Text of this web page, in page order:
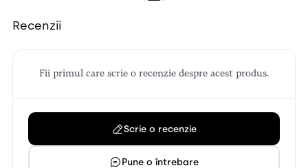
Recenzii
Fii primul care scrie o recenzie despre acest produs.
Scrie o recenzie
Pune o întrebare